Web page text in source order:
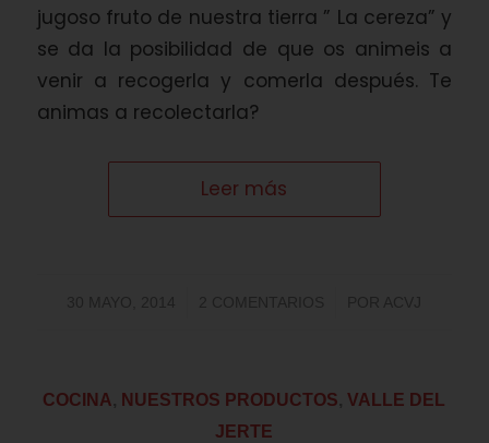
jugoso fruto de nuestra tierra ” La cereza” y
se da la posibilidad de que os animeis a
venir a recogerla y comerla después. Te
animas a recolectarla?
Leer más
COCINA NUESTROS PRODUCTOS ,VALLE DEL
JERTE